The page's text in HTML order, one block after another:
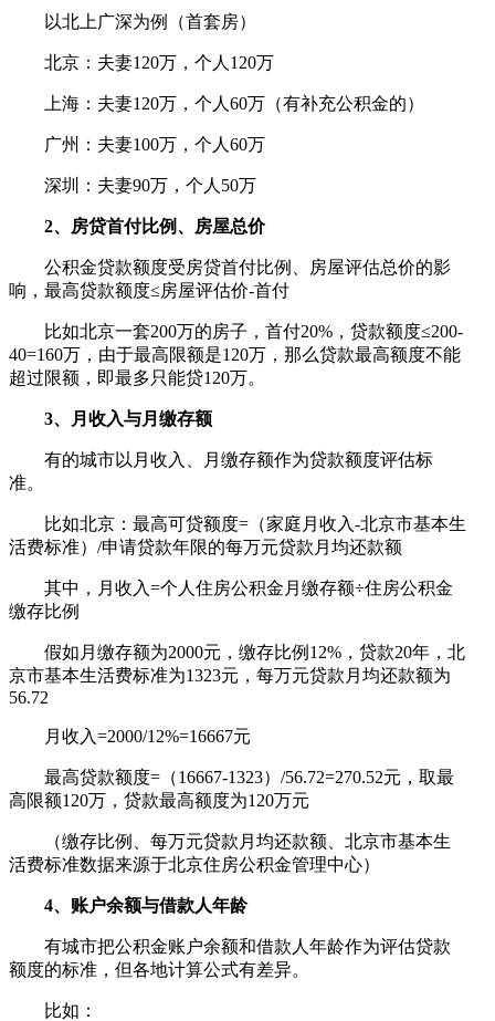
以北上广深为例（首套房）
北京：夫妻120万，个人120万
上海：夫妻120万，个人60万（有补充公积金的）
广州：夫妻100万，个人60万
深圳：夫妻90万，个人50万
2、房贷首付比例、房屋总价
公积金贷款额度受房贷首付比例、房屋评估总价的影
响，最高贷款额度≤房屋评估价-首付
比如北京一套200万的房子，首付20%，贷款额度≤200-
40=160万，由于最高限额是120万，那么贷款最高额度不能
超过限额，即最多只能贷120万。
3、月收入与月缴存额
有的城市以月收入、月缴存额作为贷款额度评估标
准。
比如北京：最高可贷额度=（家庭月收入-北京市基本生
活费标准）/申请贷款年限的每万元贷款月均还款额
其中，月收入=个人住房公积金月缴存额÷住房公积金
缴存比例
假如月缴存额为2000元，缴存比例12%，贷款20年，北
京市基本生活费标准为1323元，每万元贷款月均还款额为
56.72
月收入=2000/12%=16667元
最高贷款额度=（16667-1323）/56.72=270.52元，取最
高限额120万，贷款最高额度为120万元
（缴存比例、每万元贷款月均还款额、北京市基本生
活费标准数据来源于北京住房公积金管理中心）
4、账户余额与借款人年龄
有城市把公积金账户余额和借款人年龄作为评估贷款
额度的标准，但各地计算公式有差异。
比如：